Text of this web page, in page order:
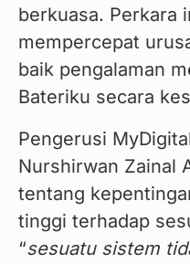
berkuasa. Perkara
mempercepat
baik pengalaman
Bateriku secara
Pengerusi
Nurshirwan Zainal
tentang
tinggi terhadap
“sesuatu sistem